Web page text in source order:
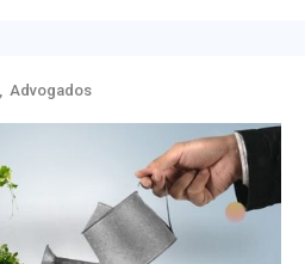
Advogados